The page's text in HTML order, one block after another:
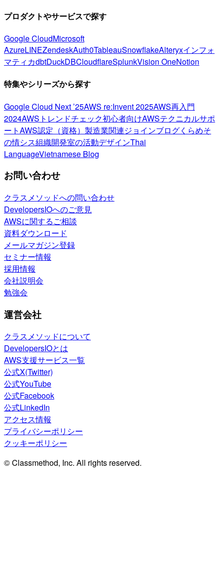
プロダクトやサービスで探す
Google CloudMicrosoft
AzureLINEZendeskAuth0TableauSnowflakeAlteryxインフォ
マティカdbtDuckDBCloudflareSplunkVision OneNotion
特集やシリーズから探す
Google Cloud Next ’25AWS re:Invent 2025AWS再入門
2024AWSトレンドチェック初心者向けAWSテクニカルサポ
ートAWS認定（資格） 製造業関連ジョインブログくらめそ
の情シス組織開発室の活動デザインThai
LanguageVietnamese Blog
お問い合わせ
クラスメソッドへの問い合わせ
DevelopersIOへのご意見
AWSに関するご相談
資料ダウンロード
メールマガジン登録
セミナー情報
採用情報
会社説明会
勉強会
運営会社
クラスメソッドについて
DevelopersIOとは
AWS支援サービス一覧
公式X(Twitter)
公式YouTube
公式Facebook
公式LinkedIn
アクセス情報
プライバシーポリシー
クッキーポリシー
© Classmethod, Inc. All rights reserved.